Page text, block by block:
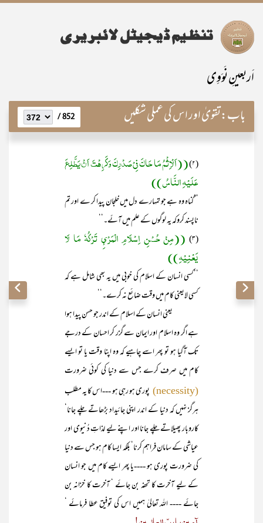
اَربعینِ نَوَوِی
باب:تقویٰ اور اس کی عملی شکلیں 852 /
(۲) ((اَلْاِثْمُ مَا حَاکَ فِیْ صَدْرِکَ وَکَرِھْتَ اَنْ یَطَّلِعَ
عَلَیْہِ النَّاسُ))
’’گناہ وہ ہے جو تمہارے دل میں خلجان پیدا کر ے اور تم
ناپسند کروکہ یہ لوگوں کے علم میں آئے۔‘‘
(۳)
((مِنْ حُسْنِ اِسْلَامِ الْمَرْئِ تَرْکُہٗ مَا لَا
یَعْنِیْہِ))
’’کسی انسان کے اسلام کی خوبی میں یہ بھی شامل ہے کہ
کسی لایعنی کام میں وقت ضائع نہ کرے۔‘‘
یعنی انسان کے اسلام کے اندر جو حسن پیدا ہوا
ہے اگر وہ اسلام اور ایمان سے گزر کر احسان کے درجے
تک آگیا ہو تو پھر اسے چاہیے کہ وہ اپنا وقت یا تو ایسے
کام میں صرف کرے جس سے دنیا کی کوئی ضرورت
(necessity)
پوری ہو رہی ہو ---اس کا یہ مطلب
ہرگز نہیں کہ دنیا کے اندر اپنی جائیداد بڑھاتے چلے جانا‘
کاروبار پھیلاتے چلے جانا اور اپنے لیے لذاتِ دُنیوی اور
عیاشی کے سامان فراہم کرنا‘ بلکہ ایسا کام ہو جس سے دنیا
کی ضرورت پوری ہو ----یا پھر ایسے کام میں جو انسان
کے لیے آخرت کا تحفہ بن جائے ‘ آخرت کا خزانہ بن
جائے ---- اللہ تعالیٰ ہمیں اس کی توفیق عطا فرمائے ‘